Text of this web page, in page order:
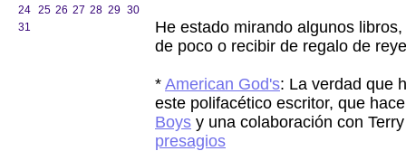
24 25 26 27 28 29 30
31
He estado mirando algunos
de poco o recibir de regalo de
* American God's: La verdad que
este polifacético escritor, que
Boys y una colaboración con
presagios